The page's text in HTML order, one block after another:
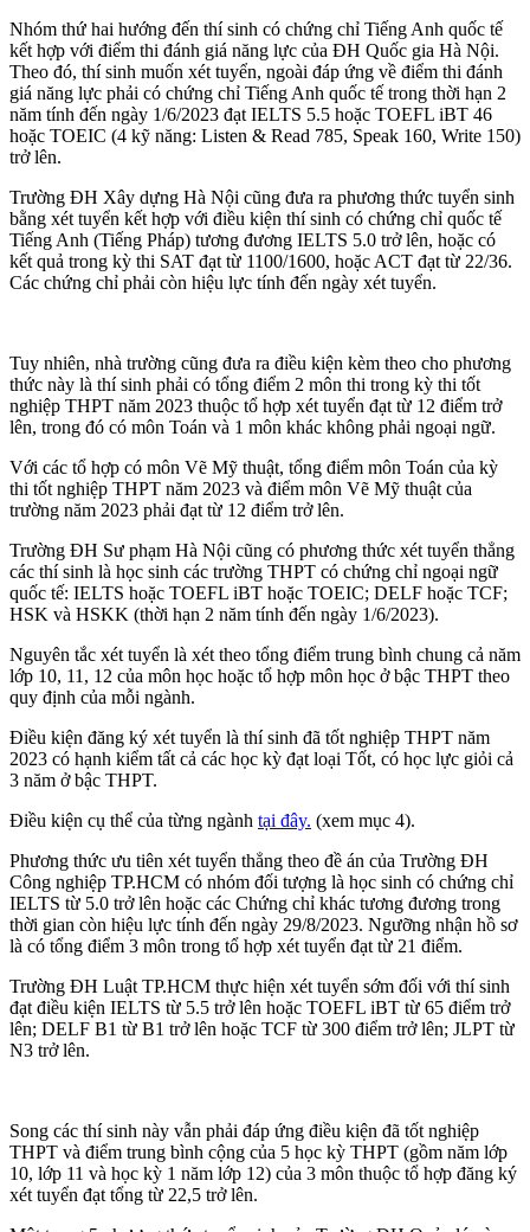
Nhóm thứ hai hướng đến thí sinh có chứng chỉ Tiếng Anh quốc tế
kết hợp với điểm thi đánh giá năng lực của ĐH Quốc gia Hà Nội.
Theo đó, thí sinh muốn xét tuyển, ngoài đáp ứng về điểm thi đánh
giá năng lực phải có chứng chỉ Tiếng Anh quốc tế trong thời hạn 2
năm tính đến ngày 1/6/2023 đạt IELTS 5.5 hoặc TOEFL iBT 46
hoặc TOEIC (4 kỹ năng: Listen & Read 785, Speak 160, Write 150)
trở lên.
Trường ĐH Xây dựng Hà Nội cũng đưa ra phương thức tuyển sinh
bằng xét tuyển kết hợp với điều kiện thí sinh có chứng chỉ quốc tế
Tiếng Anh (Tiếng Pháp) tương đương IELTS 5.0 trở lên, hoặc có
kết quả trong kỳ thi SAT đạt từ 1100/1600, hoặc ACT đạt từ 22/36.
Các chứng chỉ phải còn hiệu lực tính đến ngày xét tuyển.
Tuy nhiên, nhà trường cũng đưa ra điều kiện kèm theo cho phương
thức này là thí sinh phải có tổng điểm 2 môn thi trong kỳ thi tốt
nghiệp THPT năm 2023 thuộc tổ hợp xét tuyển đạt từ 12 điểm trở
lên, trong đó có môn Toán và 1 môn khác không phải ngoại ngữ.
Với các tổ hợp có môn Vẽ Mỹ thuật, tổng điểm môn Toán của kỳ
thi tốt nghiệp THPT năm 2023 và điểm môn Vẽ Mỹ thuật của
trường năm 2023 phải đạt từ 12 điểm trở lên.
Trường ĐH Sư phạm Hà Nội cũng có phương thức xét tuyển thẳng
các thí sinh là học sinh các trường THPT có chứng chỉ ngoại ngữ
quốc tế: IELTS hoặc TOEFL iBT hoặc TOEIC; DELF hoặc TCF;
HSK và HSKK (thời hạn 2 năm tính đến ngày 1/6/2023).
Nguyên tắc xét tuyển là xét theo tổng điểm trung bình chung cả năm
lớp 10, 11, 12 của môn học hoặc tổ hợp môn học ở bậc THPT theo
quy định của mỗi ngành.
Điều kiện đăng ký xét tuyển là thí sinh đã tốt nghiệp THPT năm
2023 có hạnh kiểm tất cả các học kỳ đạt loại Tốt, có học lực giỏi cả
3 năm ở bậc THPT.
Điều kiện cụ thể của từng ngành tại đây. (xem mục 4).
Phương thức ưu tiên xét tuyển thẳng theo đề án của Trường ĐH
Công nghiệp TP.HCM có nhóm đối tượng là học sinh có chứng chỉ
IELTS từ 5.0 trở lên hoặc các Chứng chỉ khác tương đương trong
thời gian còn hiệu lực tính đến ngày 29/8/2023. Ngưỡng nhận hồ sơ
là có tổng điểm 3 môn trong tổ hợp xét tuyển đạt từ 21 điểm.
Trường ĐH Luật TP.HCM thực hiện xét tuyển sớm đối với thí sinh
đạt điều kiện IELTS từ 5.5 trở lên hoặc TOEFL iBT từ 65 điểm trở
lên; DELF B1 từ B1 trở lên hoặc TCF từ 300 điểm trở lên; JLPT từ
N3 trở lên.
Song các thí sinh này vẫn phải đáp ứng điều kiện đã tốt nghiệp
THPT và điểm trung bình cộng của 5 học kỳ THPT (gồm năm lớp
10, lớp 11 và học kỳ 1 năm lớp 12) của 3 môn thuộc tổ hợp đăng ký
xét tuyển đạt tổng từ 22,5 trở lên.